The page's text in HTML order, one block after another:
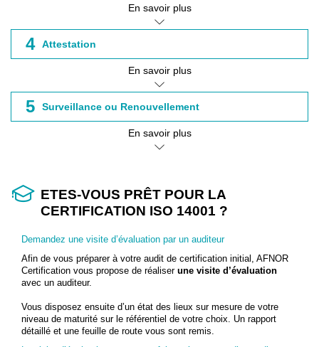
En savoir plus
4 Attestation
En savoir plus
5 Surveillance ou Renouvellement
En savoir plus
ETES-VOUS PRÊT POUR LA
CERTIFICATION ISO 14001 ?
Demandez une visite d’évaluation par un auditeur
Afin de vous préparer à votre audit de certification initial, AFNOR
Certification vous propose de réaliser une visite d’évaluation
avec un auditeur.
Vous disposez ensuite d’un état des lieux sur mesure de votre
niveau de maturité sur le référentiel de votre choix. Un rapport
détaillé et une feuille de route vous sont remis.